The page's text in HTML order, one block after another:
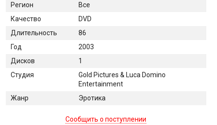
Регион
Все
Качество
DVD
Длительность
86
Год
2003
Дисков
1
Студия
Gold Pictures & Luca Domino
Entertainment
Жанр
Эротика
Сообщить о поступлении